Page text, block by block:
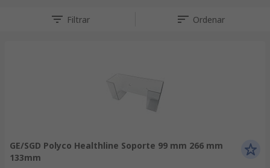
Filtrar Ordenar
GE/SGD Polyco Healthline Soporte 99 mm 266 mm
133mm